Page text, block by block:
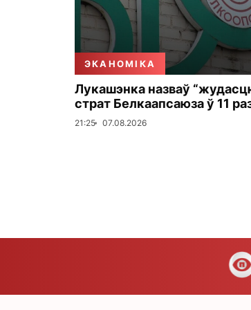
ЭКАНОМІКА
Лукашэнка назваў
страт Белкаапсаюза ў 11
21:25 07.08.2026